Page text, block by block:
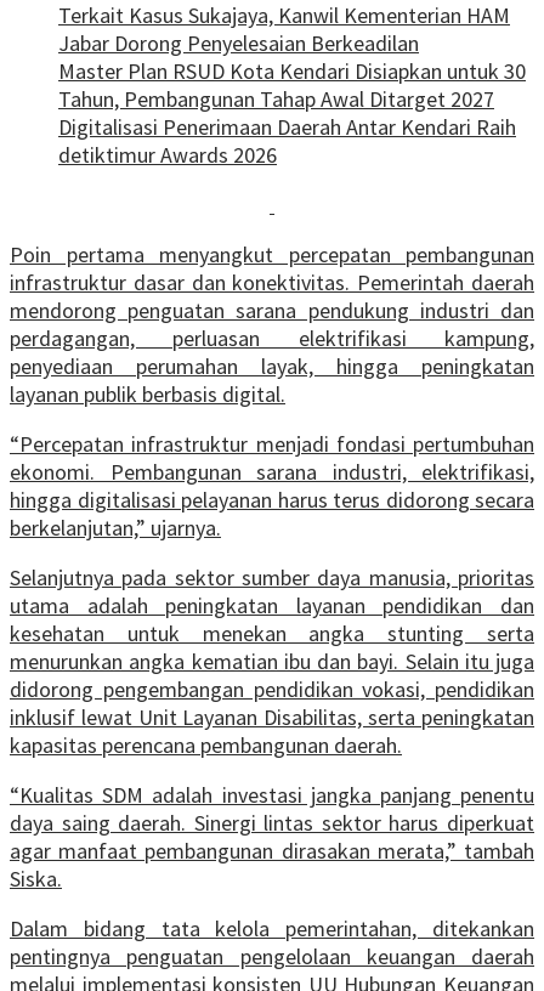
‎Terkait Kasus Sukajaya, Kanwil Kementerian HAM
Jabar ‎Dorong Penyelesaian Berkeadilan
Master Plan RSUD Kota Kendari Disiapkan untuk 30
Tahun, Pembangunan Tahap Awal Ditarget 2027
Digitalisasi Penerimaan Daerah Antar Kendari Raih
detiktimur Awards 2026
Poin pertama menyangkut percepatan pembangunan
infrastruktur dasar dan konektivitas. Pemerintah daerah
mendorong penguatan sarana pendukung industri dan
perdagangan, perluasan elektrifikasi kampung,
penyediaan perumahan layak, hingga peningkatan
layanan publik berbasis digital.
“Percepatan infrastruktur menjadi fondasi pertumbuhan
ekonomi. Pembangunan sarana industri, elektrifikasi,
hingga digitalisasi pelayanan harus terus didorong secara
berkelanjutan,” ujarnya.
Selanjutnya pada sektor sumber daya manusia, prioritas
utama adalah peningkatan layanan pendidikan dan
kesehatan untuk menekan angka stunting serta
menurunkan angka kematian ibu dan bayi. Selain itu juga
didorong pengembangan pendidikan vokasi, pendidikan
inklusif lewat Unit Layanan Disabilitas, serta peningkatan
kapasitas perencana pembangunan daerah.
“Kualitas SDM adalah investasi jangka panjang penentu
daya saing daerah. Sinergi lintas sektor harus diperkuat
agar manfaat pembangunan dirasakan merata,” tambah
Siska.
Dalam bidang tata kelola pemerintahan, ditekankan
pentingnya penguatan pengelolaan keuangan daerah
melalui implementasi konsisten UU Hubungan Keuangan